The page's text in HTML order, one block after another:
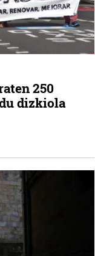
250
dizkiola